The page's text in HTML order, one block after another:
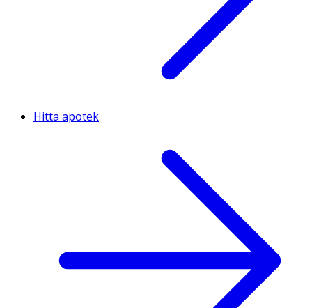
Hitta apotek